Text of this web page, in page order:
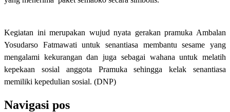
Kegiatan ini merupakan wujud nyata gerakan pramuka Ambalan
Yosudarso Fatmawati untuk senantiasa membantu sesame yang
mengalami kekurangan dan juga sebagai wahana untuk melatih
kepekaan sosial anggota Pramuka sehingga kelak senantiasa
memiliki kepedulian sosial. (DNP)
Navigasi pos